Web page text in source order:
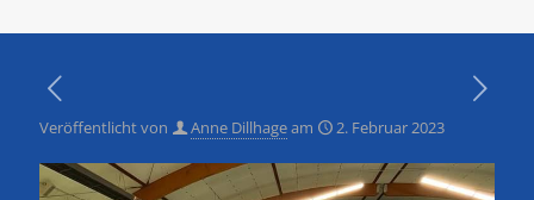
Veröffentlicht von Anne Dillhageam 2. Februar 2023